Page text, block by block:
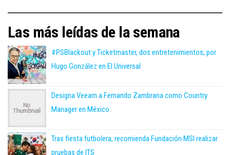
Las más leídas de la semana
#PSBlackout y Ticketmaster, dos entretenimientos; por
Hugo González en El Universal
Designa Veeam a Fernando Zambrana como Country
Manager en México
Tras fiesta futbolera, recomienda Fundación MSI realizar
pruebas de ITS